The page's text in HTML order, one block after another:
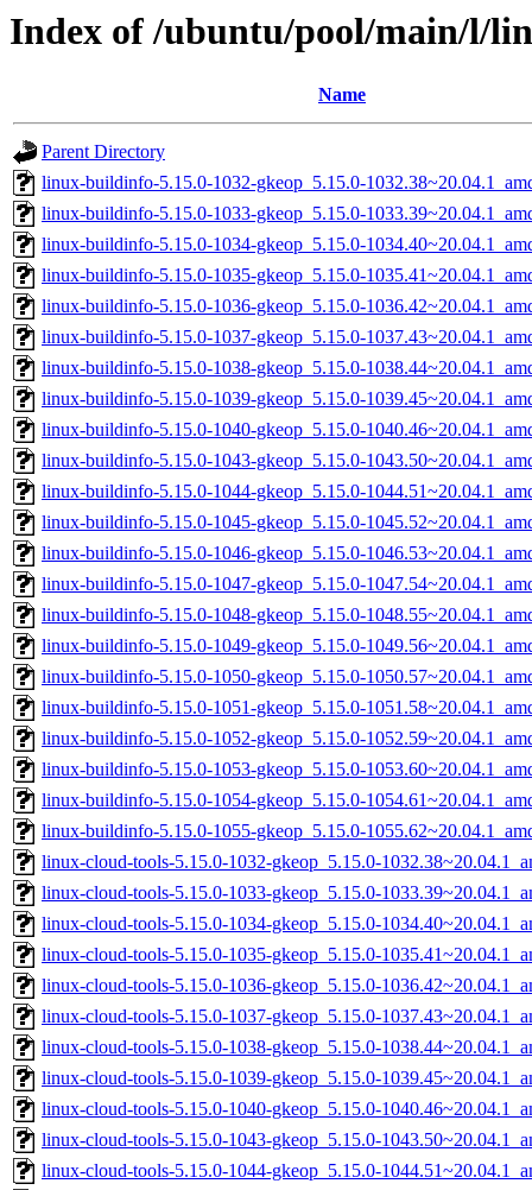
Index of /ubuntu/pool/main/l/
Name
Parent Directory
linux-buildinfo-5.15.0-1032-gkeop_5.15.0-
linux-buildinfo-5.15.0-1033-gkeop_5.15.0-
linux-buildinfo-5.15.0-1034-gkeop_5.15.0-
linux-buildinfo-5.15.0-1035-gkeop_5.15.0-
linux-buildinfo-5.15.0-1036-gkeop_5.15.0-
linux-buildinfo-5.15.0-1037-gkeop_5.15.0-
linux-buildinfo-5.15.0-1038-gkeop_5.15.0-
linux-buildinfo-5.15.0-1039-gkeop_5.15.0-
linux-buildinfo-5.15.0-1040-gkeop_5.15.0-
linux-buildinfo-5.15.0-1043-gkeop_5.15.0-
linux-buildinfo-5.15.0-1044-gkeop_5.15.0-
linux-buildinfo-5.15.0-1045-gkeop_5.15.0-
linux-buildinfo-5.15.0-1046-gkeop_5.15.0-
linux-buildinfo-5.15.0-1047-gkeop_5.15.0-
linux-buildinfo-5.15.0-1048-gkeop_5.15.0-
linux-buildinfo-5.15.0-1049-gkeop_5.15.0-
linux-buildinfo-5.15.0-1050-gkeop_5.15.0-
linux-buildinfo-5.15.0-1051-gkeop_5.15.0-
linux-buildinfo-5.15.0-1052-gkeop_5.15.0-
linux-buildinfo-5.15.0-1053-gkeop_5.15.0-
linux-buildinfo-5.15.0-1054-gkeop_5.15.0-
linux-buildinfo-5.15.0-1055-gkeop_5.15.0-
linux-cloud-tools-5.15.0-1032-gkeop_5.15.0-
linux-cloud-tools-5.15.0-1033-gkeop_5.15.0-
linux-cloud-tools-5.15.0-1034-gkeop_5.15.0-
linux-cloud-tools-5.15.0-1035-gkeop_5.15.0-
linux-cloud-tools-5.15.0-1036-gkeop_5.15.0-
linux-cloud-tools-5.15.0-1037-gkeop_5.15.0-
linux-cloud-tools-5.15.0-1038-gkeop_5.15.0-
linux-cloud-tools-5.15.0-1039-gkeop_5.15.0-
linux-cloud-tools-5.15.0-1040-gkeop_5.15.0-
linux-cloud-tools-5.15.0-1043-gkeop_5.15.0-
linux-cloud-tools-5.15.0-1044-gkeop_5.15.0-